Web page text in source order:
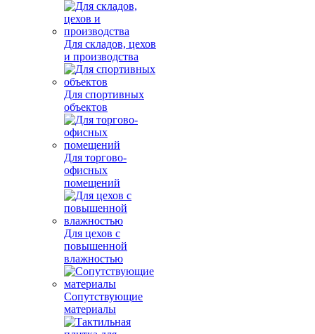
Для складов, цехов
и производства
Для спортивных
объектов
Для торгово-
офисных
помещений
Для цехов с
повышенной
влажностью
Сопутствующие
материалы